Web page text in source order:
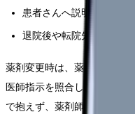
患者さんへ説明する内容
退院後や転院先への引き
薬剤変更時は、薬袋やラベ
医師指示を照合します。患
で抱えず、薬剤師へつなぎ